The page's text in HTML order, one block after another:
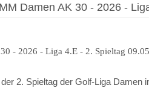
Damen AK 30 - 2026 -
- 2026 - Liga 4.E - 2. Spieltag
2. Spieltag der Golf-Liga